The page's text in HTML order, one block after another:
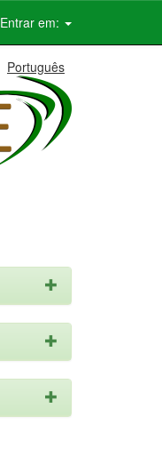
Entrar em:
Português